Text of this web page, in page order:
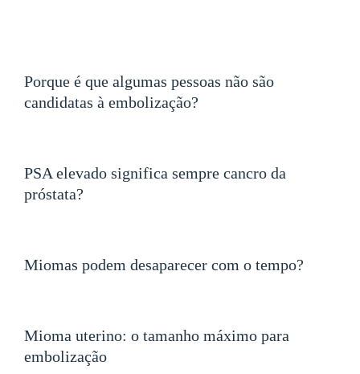
Porque é que algumas pessoas não são
candidatas à embolização?
PSA elevado significa sempre cancro da
próstata?
Miomas podem desaparecer com o tempo?
Mioma uterino: o tamanho máximo para
embolização